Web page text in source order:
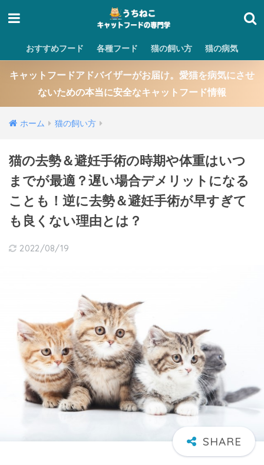
おすすめフード 各種フード 猫の飼い方 猫の病気
キャットフードアドバイザーがお届け。愛猫を病気にさせ
ないための本当に安全なキャットフード情報
ホーム 猫の飼い方
猫の去勢＆避妊手術の時期や体重はいつ
までが最適？遅い場合デメリットになる
ことも！逆に去勢＆避妊手術が早すぎて
も良くない理由とは？
2022/08/19